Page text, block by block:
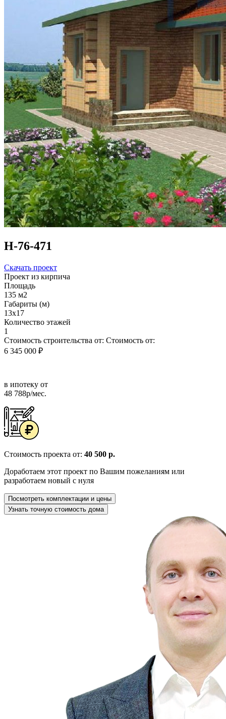
Н-76-471
Скачать проект
Проект из кирпича
Площадь
135 м2
Габариты (м)
13х17
Количество этажей
1
Стоимость строительства от: Стоимость от:
6 345 000 ₽
в ипотеку от
48 788р/мес.
Стоимость проекта от: 40 500 р.
Доработаем этот проект по Вашим пожеланиям или
разработаем новый с нуля
Посмотреть комплектации и цены
Узнать точную стоимость дома